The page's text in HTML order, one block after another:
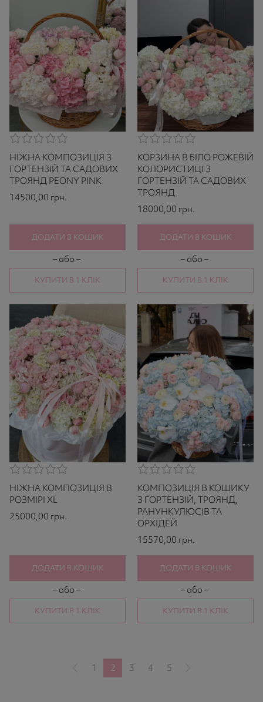
0,0
rating
based
on
521
НІЖНА КОМПОЗИЦІЯ З
ГОРТЕНЗІЙ ТА САДОВИХ
ТРОЯНД PEONY PINK
14500,00 грн.
– або –
КУПИТИ В 1 КЛІК
ДОДАТИ В КОШИК
0,0
rating
based
on
521
ratings
КОРЗИНА В БІЛО РОЖЕВІЙ
КОЛОРИСТИЦІ З
ГОРТЕНЗІЙ ТА САДОВИХ
ТРОЯНД
18000,00 грн.
– або –
КУПИТИ В 1 КЛІК
ДОДАТИ В КОШИК
0,0
rating
based
on
ratings
НІЖНА КОМПОЗИЦІЯ В
РОЗМІРІ XL
25000,00 грн.
– або –
КУПИТИ В 1 КЛІК
ДОДАТИ В КОШИК
0,0
rating
based
on
521
ratings
КОМПОЗИЦІЯ В КОШИКУ
З ГОРТЕНЗІЙ, ТРОЯНД,
РАНУНКУЛЮСІВ ТА
ОРХІДЕЙ
15570,00 грн.
– або –
КУПИТИ В 1 КЛІК
ДОДАТИ В КОШИК
1 2 3 4 5